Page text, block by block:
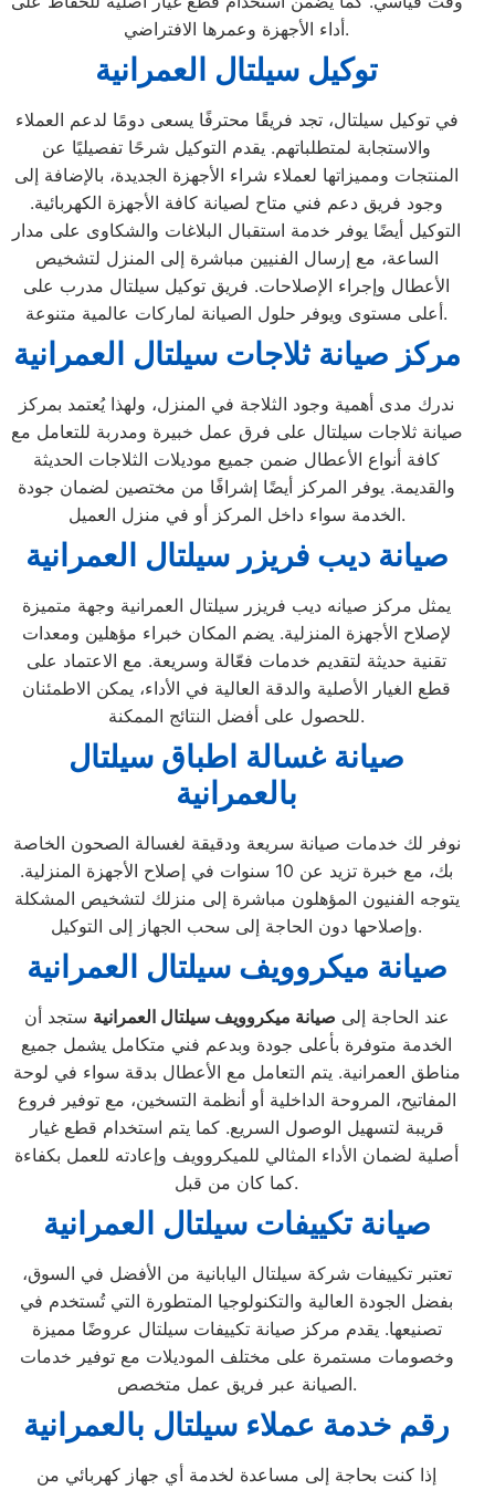
أداء الأجهزة وعمرها الافتراضي.
توكيل سيلتال العمرانية
في توكيل سيلتال، تجد فريقًا محترفًا يسعى دومًا لدعم العملاء
والاستجابة لمتطلباتهم. يقدم التوكيل شرحًا تفصيليًا عن
المنتجات ومميزاتها لعملاء شراء الأجهزة الجديدة، بالإضافة إلى
وجود فريق دعم فني متاح لصيانة كافة الأجهزة الكهربائية.
التوكيل أيضًا يوفر خدمة استقبال البلاغات والشكاوى على مدار
الساعة، مع إرسال الفنيين مباشرة إلى المنزل لتشخيص
الأعطال وإجراء الإصلاحات. فريق توكيل سيلتال مدرب على
أعلى مستوى ويوفر حلول الصيانة لماركات عالمية متنوعة.
مركز صيانة ثلاجات سيلتال العمرانية
ندرك مدى أهمية وجود الثلاجة في المنزل، ولهذا يُعتمد بمركز
صيانة ثلاجات سيلتال على فرق عمل خبيرة ومدربة للتعامل مع
كافة أنواع الأعطال ضمن جميع موديلات الثلاجات الحديثة
والقديمة. يوفر المركز أيضًا إشرافًا من مختصين لضمان جودة
الخدمة سواء داخل المركز أو في منزل العميل.
صيانة ديب فريزر سيلتال العمرانية
يمثل مركز صيانه ديب فريزر سيلتال العمرانية وجهة متميزة
لإصلاح الأجهزة المنزلية. يضم المكان خبراء مؤهلين ومعدات
تقنية حديثة لتقديم خدمات فعّالة وسريعة. مع الاعتماد على
قطع الغيار الأصلية والدقة العالية في الأداء، يمكن الاطمئنان
للحصول على أفضل النتائج الممكنة.
صيانة غسالة اطباق سيلتال
بالعمرانية
نوفر لك خدمات صيانة سريعة ودقيقة لغسالة الصحون الخاصة
بك، مع خبرة تزيد عن 10 سنوات في إصلاح الأجهزة المنزلية.
يتوجه الفنيون المؤهلون مباشرة إلى منزلك لتشخيص المشكلة
وإصلاحها دون الحاجة إلى سحب الجهاز إلى التوكيل.
صيانة ميكروويف سيلتال العمرانية
عند الحاجة إلى صيانة ميكروويف سيلتال العمرانية ستجد أن
الخدمة متوفرة بأعلى جودة وبدعم فني متكامل يشمل جميع
مناطق العمرانية. يتم التعامل مع الأعطال بدقة سواء في لوحة
المفاتيح، المروحة الداخلية أو أنظمة التسخين، مع توفير فروع
قريبة لتسهيل الوصول السريع. كما يتم استخدام قطع غيار
أصلية لضمان الأداء المثالي للميكروويف وإعادته للعمل بكفاءة
كما كان من قبل.
صيانة تكييفات سيلتال العمرانية
تعتبر تكييفات شركة سيلتال اليابانية من الأفضل في السوق،
بفضل الجودة العالية والتكنولوجيا المتطورة التي تُستخدم في
تصنيعها. يقدم مركز صيانة تكييفات سيلتال عروضًا مميزة
وخصومات مستمرة على مختلف الموديلات مع توفير خدمات
الصيانة عبر فريق عمل متخصص.
رقم خدمة عملاء سيلتال بالعمرانية
إذا كنت بحاجة إلى مساعدة لخدمة أي جهاز كهربائي من